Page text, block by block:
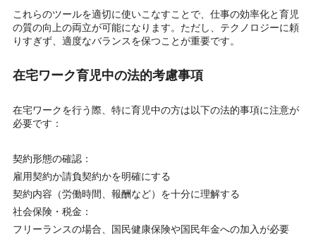
これらのツールを適切に使いこなすことで、仕事の効率化と育児
の質の向上の両立が可能になります。ただし、テクノロジーに頼
りすぎず、適度なバランスを保つことが重要です。
在宅ワーク育児中の法的考慮事項
在宅ワークを行う際、特に育児中の方は以下の法的事項に注意が
必要です：
契約形態の確認：
雇用契約か請負契約かを明確にする
契約内容（労働時間、報酬など）を十分に理解する
社会保険・税金：
フリーランスの場合、国民健康保険や国民年金への加入が必要